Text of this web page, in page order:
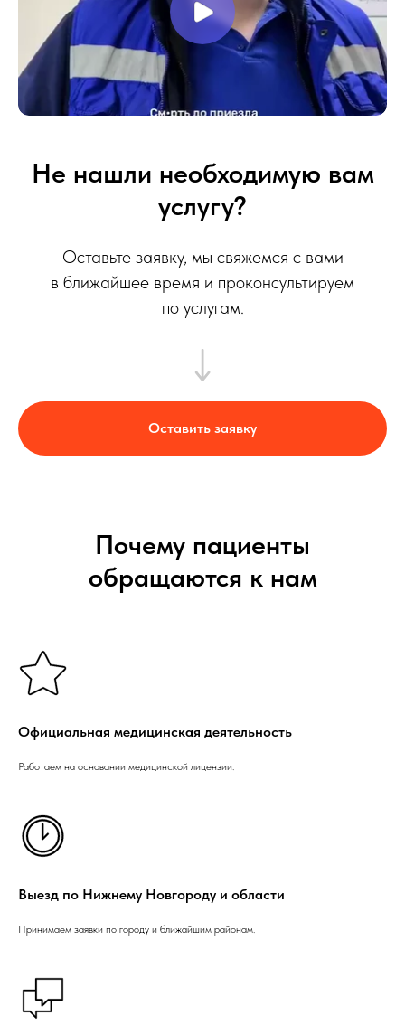
Не нашли необходимую вам
услугу?
Оставьте заявку, мы свяжемся с вами
в ближайшее время и проконсультируем
по услугам.
Оставить заявку
Почему пациенты
обращаются к нам
Официальная медицинская деятельность
Работаем на основании медицинской лицензии.
Выезд по Нижнему Новгороду и области
Принимаем заявки по городу и ближайшим районам.